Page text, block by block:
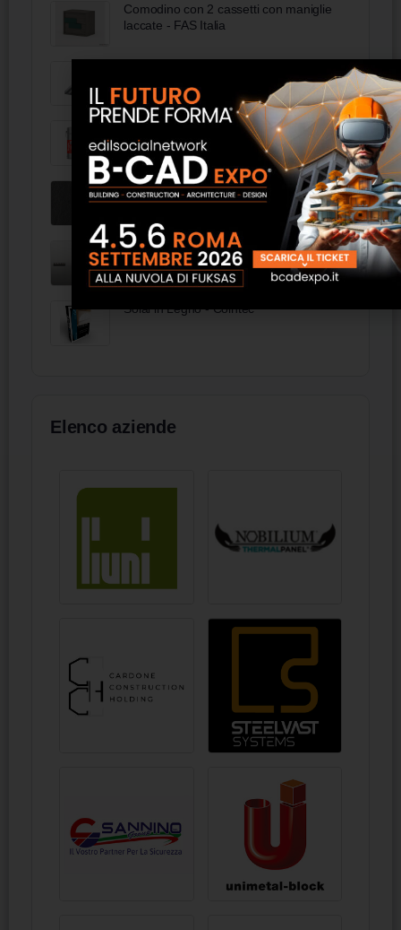
Comodino con 2 cassetti con maniglie
laccate - FAS Italia
Asfredol® 1000 - Torggler
Terra Ceramica mediterranea
SHAULA S100 Lampada LED - LYM
Solai in Legno - Cointec
Elenco aziende